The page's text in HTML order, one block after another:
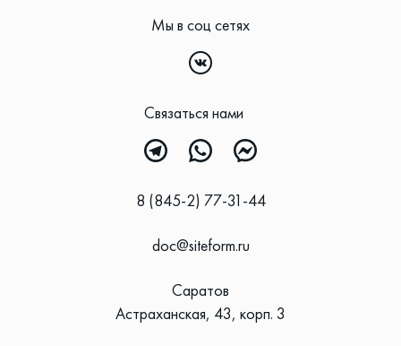
Мы в соц сетях
Связаться нами
8 (845-2) 77-31-44
doc@siteform.ru
Саратов
Астраханская, 43, корп. 3